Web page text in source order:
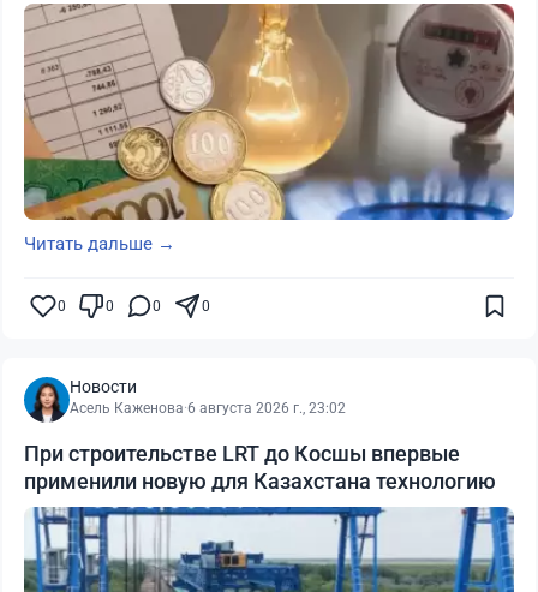
Читать дальше →
0 0 0 0
Новости
Асель Каженова·6 августа 2026 г., 23:02
При строительстве LRT до Косшы впервые
применили новую для Казахстана технологию